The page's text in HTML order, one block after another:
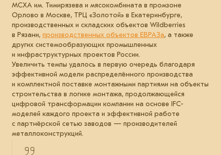
МСХА им. Тимирязева и мясокомбината в промзоне
Орлово в Москве, ТРЦ «Золотой» в Екатеринбурге,
производственных и складских объектов Wildberries
в Рязани, производственных объектов ЕВРАЗа, а также
других системообразующих промышленных
и инфраструктурных проектов России.
Увеличить темпы удалось в первую очередь благодаря
эффективной модели распределённого производства
и комплектной поставке монтажными партиями на объекты
строительства в логике монтажа, продолжающейся
цифровой трансформации компании на основе IFC-
моделей каждого проекта и эффективной работе
с партнёрской сетью заводов — производителей
металлоконструкций.